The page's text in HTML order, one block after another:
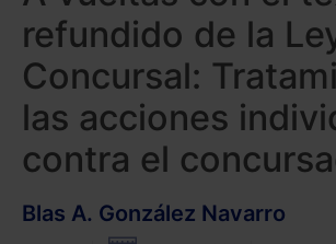
refundido de la
Concursal:
las acciones
contra el
Blas A. González Navarro